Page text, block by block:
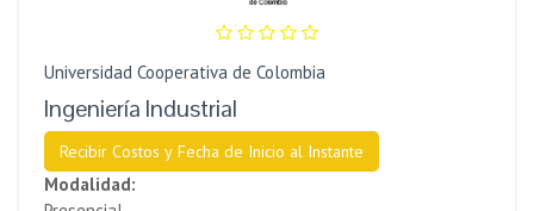
Universidad Cooperativa de Colombia
Ingeniería Industrial
Recibir Costos y Fecha de Inicio al Instante
Modalidad: